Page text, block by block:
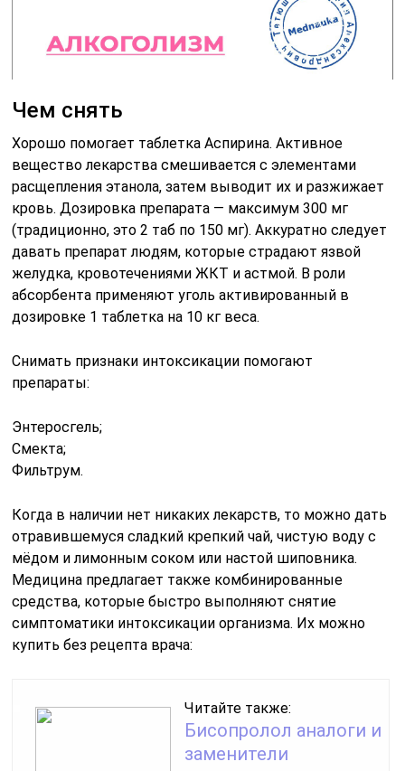
Чем снять
Хорошо помогает таблетка Аспирина. Активное
вещество лекарства смешивается с элементами
расщепления этанола, затем выводит их и разжижает
кровь. Дозировка препарата — максимум 300 мг
(традиционно, это 2 таб по 150 мг). Аккуратно следует
давать препарат людям, которые страдают язвой
желудка, кровотечениями ЖКТ и астмой. В роли
абсорбента применяют уголь активированный в
дозировке 1 таблетка на 10 кг веса.
Снимать признаки интоксикации помогают
препараты:
Энтеросгель;
Смекта;
Фильтрум.
Когда в наличии нет никаких лекарств, то можно дать
отравившемуся сладкий крепкий чай, чистую воду с
мёдом и лимонным соком или настой шиповника.
Медицина предлагает также комбинированные
средства, которые быстро выполняют снятие
симптоматики интоксикации организма. Их можно
купить без рецепта врача:
Читайте также:
Бисопролол аналоги и
заменители